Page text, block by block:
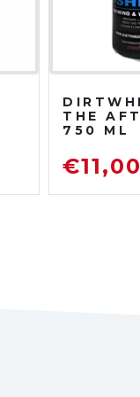
THE
750 ML
€11,00